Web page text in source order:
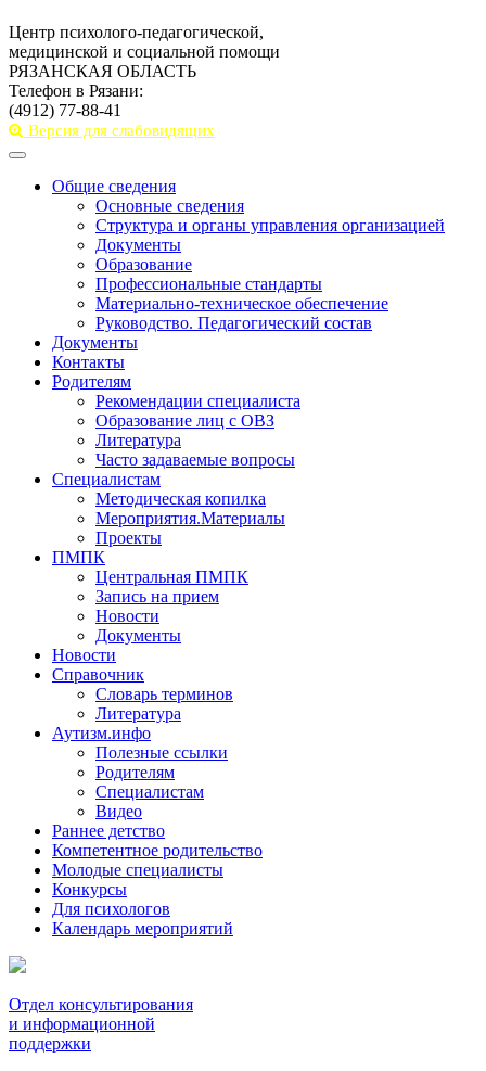
Центр психолого-педагогической,
медицинской и социальной помощи
РЯЗАНСКАЯ ОБЛАСТЬ
Телефон в Рязани:
(4912) 77-88-41
Версия для слабовидящих
Toggle
navigationОбщие сведения
Основные сведения
Структура и органы управления организацией
Документы
Образование
Профессиональные стандарты
Материально-техническое обеспечение
Руководство. Педагогический состав
Документы
Контакты
Родителям
Рекомендации специалиста
Образование лиц с ОВЗ
Литература
Часто задаваемые вопросы
Специалистам
Методическая копилка
Мероприятия.Материалы
Проекты
ПМПК
Центральная ПМПК
Запись на прием
Новости
Документы
Новости
Справочник
Словарь терминов
Литература
Аутизм.инфо
Полезные ссылки
Родителям
Специалистам
Видео
Раннее детство
Компетентное родительство
Молодые специалисты
Конкурсы
Для психологов
Календарь мероприятий
Отдел консультирования
и информационной
поддержки